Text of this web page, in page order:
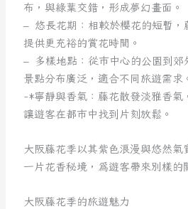
布，與綠葉交錯，形成夢幻畫面。
– 悠長花期：相較於櫻花的短暫，
提供更充裕的賞花時間。
– 多樣地點：從市中心的公園到郊
景點分布廣泛，適合不同旅遊需求
-*寧靜與香氣：藤花散發淡雅香氣
讓遊客在都市中找到片刻放鬆。
大阪藤花季以其紫色浪漫與悠然氣
一片花香秘境，為遊客帶來別樣的
大阪藤花季的旅遊魅力